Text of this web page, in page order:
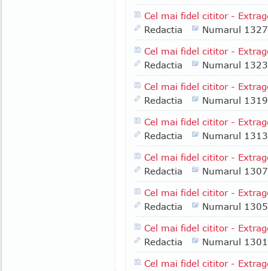
Cel mai fidel cititor -
Redactia
Numarul 1327
Cel mai fidel cititor -
Redactia
Numarul 1323
Cel mai fidel cititor -
Redactia
Numarul 1319
Cel mai fidel cititor -
Redactia
Numarul 1313
Cel mai fidel cititor -
Redactia
Numarul 1307
Cel mai fidel cititor -
Redactia
Numarul 1305
Cel mai fidel cititor -
Redactia
Numarul 1301
Cel mai fidel cititor -